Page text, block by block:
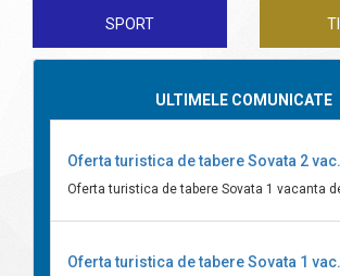
SPORT
ULTIMELE COMUNICATE
Oferta turistica de tabere Sovata 2
Oferta turistica de tabere Sovata 1 vacanta
Oferta turistica de tabere Sovata 1